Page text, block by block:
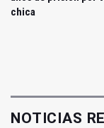
chica
NOTICIAS